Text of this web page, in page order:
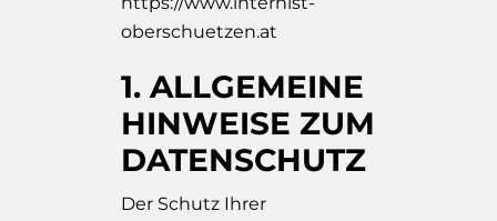
oberschuetzen.at
1. ALLGEMEINE
HINWEISE ZUM
DATENSCHUTZ
Der Schutz Ihrer